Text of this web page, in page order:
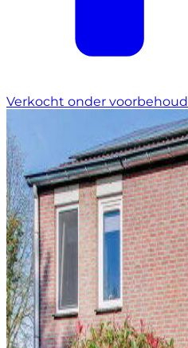
Verkocht onder voorbehoud